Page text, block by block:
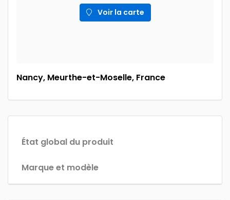
Voir la carte
Nancy, Meurthe-et-Moselle, France
État global du produit
Marque et modèle